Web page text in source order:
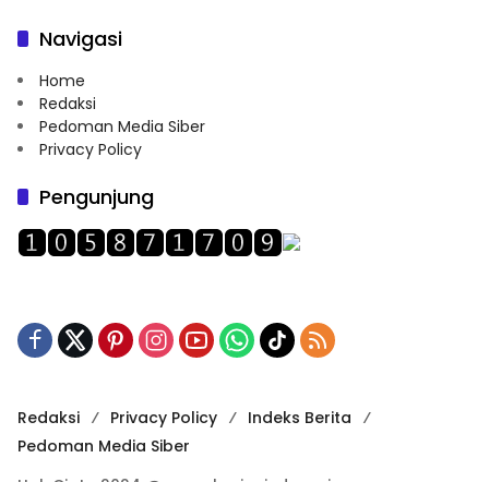
Navigasi
Home
Redaksi
Pedoman Media Siber
Privacy Policy
Pengunjung
Redaksi Privacy Policy
Indeks Berita
Pedoman Media Siber